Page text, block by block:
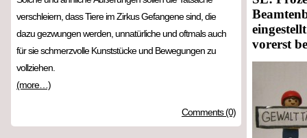
verschleiern, dass Tiere im Zirkus Gefangene sind, die
dazu gezwungen werden, unnatürliche und oftmals auch
für sie schmerzvolle Kunststücke und Bewegungen zu
vollziehen.
(more…)
Comments (0)
vorerst